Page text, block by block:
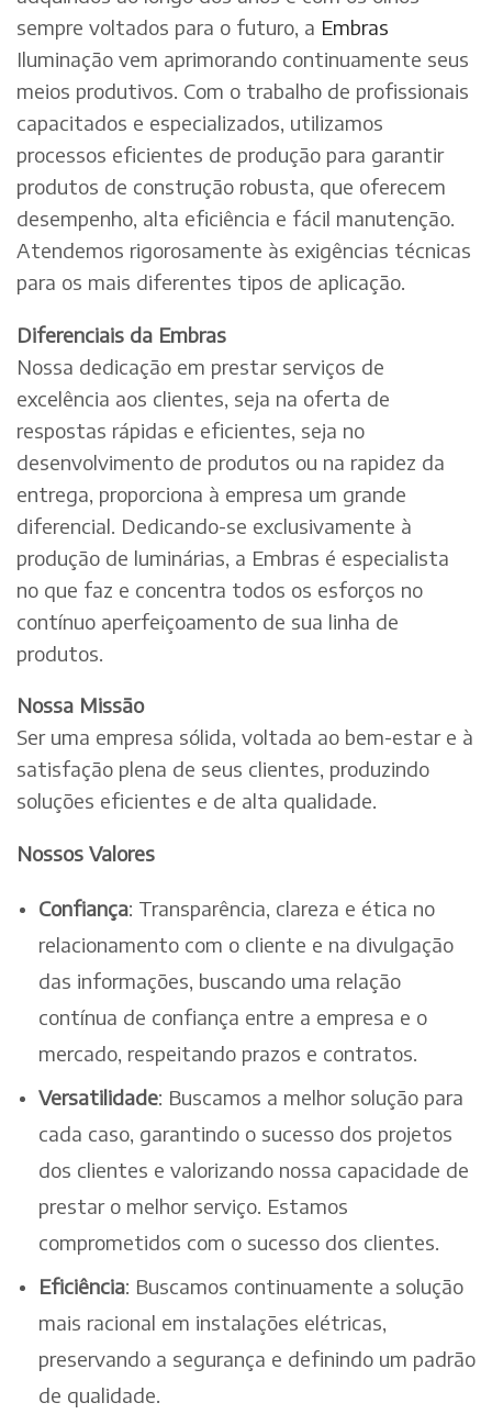
sempre voltados para o futuro, a Embras
Iluminação vem aprimorando continuamente seus
meios produtivos. Com o trabalho de profissionais
capacitados e especializados, utilizamos
processos eficientes de produção para garantir
produtos de construção robusta, que oferecem
desempenho, alta eficiência e fácil manutenção.
Atendemos rigorosamente às exigências técnicas
para os mais diferentes tipos de aplicação.
Diferenciais da Embras
Nossa dedicação em prestar serviços de
excelência aos clientes, seja na oferta de
respostas rápidas e eficientes, seja no
desenvolvimento de produtos ou na rapidez da
entrega, proporciona à empresa um grande
diferencial. Dedicando-se exclusivamente à
produção de luminárias, a Embras é especialista
no que faz e concentra todos os esforços no
contínuo aperfeiçoamento de sua linha de
produtos.
Nossa Missão
Ser uma empresa sólida, voltada ao bem-estar e à
satisfação plena de seus clientes, produzindo
soluções eficientes e de alta qualidade.
Nossos Valores
Confiança: Transparência, clareza e ética no
relacionamento com o cliente e na divulgação
das informações, buscando uma relação
contínua de confiança entre a empresa e o
mercado, respeitando prazos e contratos.
Versatilidade: Buscamos a melhor solução para
cada caso, garantindo o sucesso dos projetos
dos clientes e valorizando nossa capacidade de
prestar o melhor serviço. Estamos
comprometidos com o sucesso dos clientes.
Eficiência: Buscamos continuamente a solução
mais racional em instalações elétricas,
preservando a segurança e definindo um padrão
de qualidade.